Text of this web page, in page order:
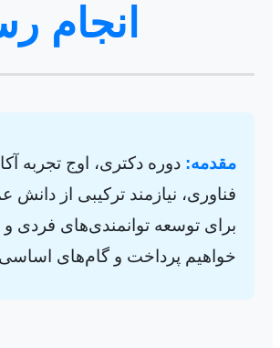
انجام
مقدمه: دوره دکتری، اوج تجربه
فناوری، نیازمند ترکیبی از
برای توسعه توانمندی‌های فردی
خواهیم پرداخت و گام‌های